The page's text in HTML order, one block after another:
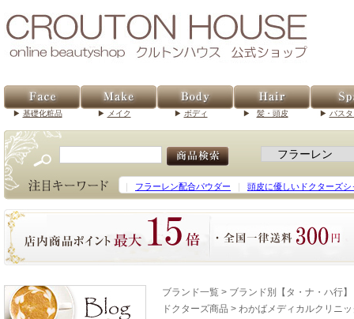
基礎化粧品 メイク ボディ 髪・頭皮 バス
フラーレン配合パウダー 頭皮に優しいドクターズシ
ブランド一覧 > ブランド別【タ・ナ・ハ行】
ドクターズ商品 > わかばメディカルクリニ